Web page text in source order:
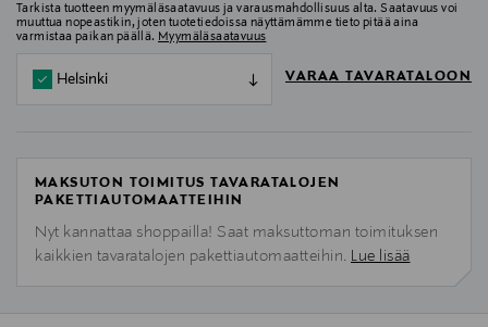
Tarkista tuotteen myymäläsaatavuus ja varausmahdollisuus alta. Saatavuus voi
muuttua nopeastikin, joten tuotetiedoissa näyttämämme tieto pitää aina
varmistaa paikan päällä. Myymäläsaatavuus
Helsinki VARAA TAVARATALOON
MAKSUTON TOIMITUS TAVARATALOJEN
PAKETTIAUTOMAATTEIHIN
Nyt kannattaa shoppailla! Saat maksuttoman toimituksen
kaikkien tavaratalojen pakettiautomaatteihin. Lue lisää